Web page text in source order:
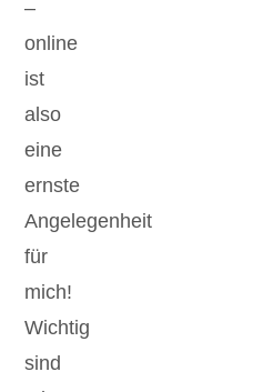
–
online
ist
also
eine
ernste
Angelegenheit
für
mich!
Wichtig
sind